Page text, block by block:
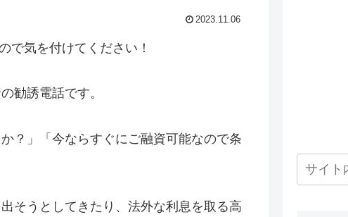
2023.11.06
で気を付けてください！
勧誘電話です。
？」「今ならすぐにご融資可能なので条
そうとしてきたり、法外な利息を取る高